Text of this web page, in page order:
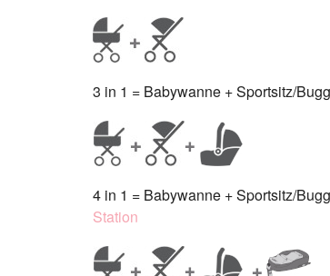
3 in 1 = Babywanne + Sportsitz/
4 in 1 = Babywanne + Sportsitz/
Station